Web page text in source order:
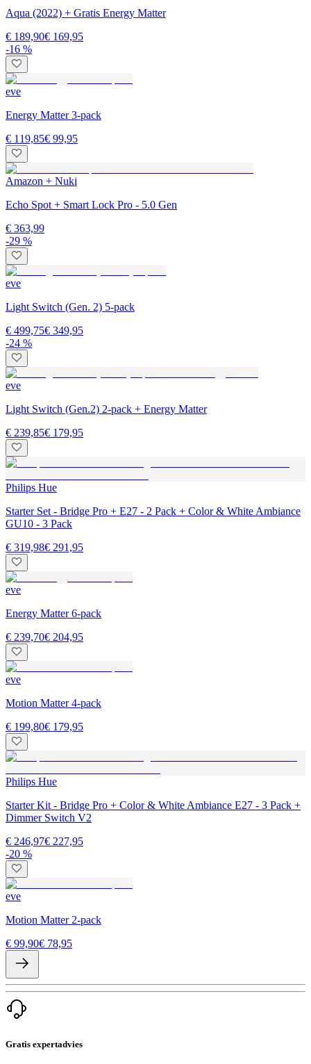
Aqua (2022) + Gratis Energy Matter
€ 189,90€ 169,95
-16 %
eve
Energy Matter 3-pack
€ 119,85€ 99,95
Amazon + Nuki
Echo Spot + Smart Lock Pro - 5.0 Gen
€ 363,99
-29 %
eve
Light Switch (Gen. 2) 5-pack
€ 499,75€ 349,95
-24 %
eve
Light Switch (Gen.2) 2-pack + Energy Matter
€ 239,85€ 179,95
Philips Hue
Starter Set - Bridge Pro + E27 - 2 Pack + Color & White Ambiance
GU10 - 3 Pack
€ 319,98€ 291,95
eve
Energy Matter 6-pack
€ 239,70€ 204,95
eve
Motion Matter 4-pack
€ 199,80€ 179,95
Philips Hue
Starter Kit - Bridge Pro + Color & White Ambiance E27 - 3 Pack +
Dimmer Switch V2
€ 246,97€ 227,95
-20 %
eve
Motion Matter 2-pack
€ 99,90€ 78,95
Gratis expertadvies